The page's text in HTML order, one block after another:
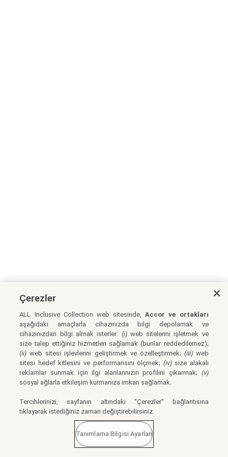
Çerezler
ALL Inclusive Collection web sitesinde,Accor ve ortakları
aşağıdaki amaçlarla cihazınızda bilgi depolamak ve
cihazınızdan bilgi almak isterler: (i)web sitelerini işletmek ve
size talep ettiğiniz hizmetleri sağlamak (bunlar reddedilemez);
(ii) web sitesi işlevlerini geliştirmek ve özelleştirmek; (iii)web
sitesi hedef kitlesini ve performansını ölçmek; (iv)size alakalı
reklamlar sunmak için ilgi alanlarınızın profilini çıkarmak; (v)
sosyal ağlarla etkileşim kurmanıza imkan sağlamak.
Tercihlerinizi, sayfanın altındaki "Çerezler" bağlantısına
tıklayarak istediğiniz zaman değiştirebilirsiniz.
Tanımlama Bilgisi Ayarları